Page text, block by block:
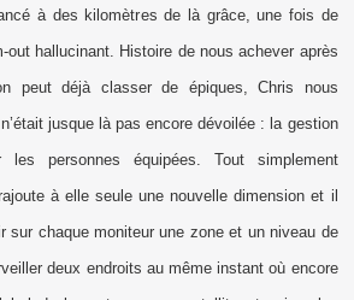
à des kilomètres de là grâce, une fois de
out hallucinant. Histoire de nous achever après
peut déjà classer de épiques, Chris nous
jusque là pas encore dévoilée : la gestion
personnes équipées. Tout simplement
à elle seule une nouvelle dimension et il
sur chaque moniteur une zone et un niveau de
deux endroits au même instant où encore